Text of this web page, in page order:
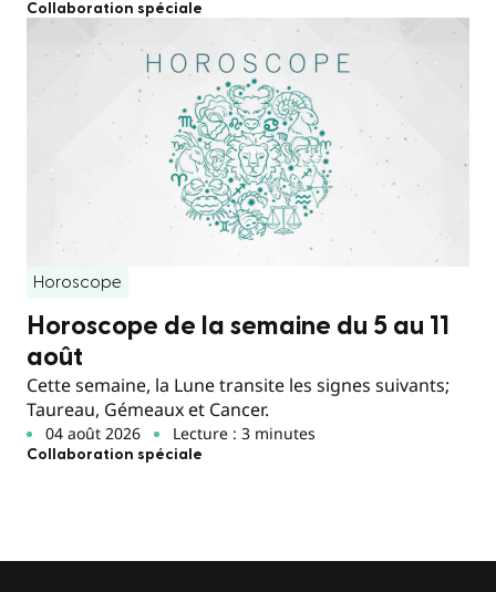
Collaboration spéciale
Horoscope
Horoscope de la semaine du 5 au 11
août
Cette semaine, la Lune transite les signes suivants;
Taureau, Gémeaux et Cancer.
04 août 2026 Lecture : 3 minutes
Collaboration spéciale